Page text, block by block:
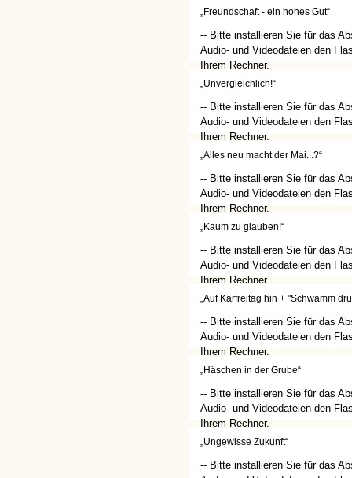
(http://get.adobe.com/de/
„Freundschaft - ein hohes Gut“
-- Bitte installieren Sie für das
Audio- und Videodateien den
Ihrem Rechner.
(http://get.adobe.com/de/
„Unvergleichlich!“
-- Bitte installieren Sie für das
Audio- und Videodateien den
Ihrem Rechner.
(http://get.adobe.com/de/
„Alles neu macht der Mai...?“
-- Bitte installieren Sie für das
Audio- und Videodateien den
Ihrem Rechner.
(http://get.adobe.com/de/
„Kaum zu glauben!“
-- Bitte installieren Sie für das
Audio- und Videodateien den
Ihrem Rechner.
(http://get.adobe.com/de/
„Auf Karfreitag hin + "Schwamm
-- Bitte installieren Sie für das
Audio- und Videodateien den
Ihrem Rechner.
(http://get.adobe.com/de/
„Häschen in der Grube“
-- Bitte installieren Sie für das
Audio- und Videodateien den
Ihrem Rechner.
(http://get.adobe.com/de/
„Ungewisse Zukunft“
-- Bitte installieren Sie für das